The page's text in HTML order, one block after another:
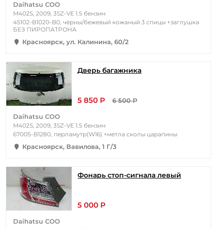
Daihatsu COO
M402S, 2009, 3SZ-VE 1.5 бензин
45102-B1020-B0, чёрны/бежевый кожаный 3 спицы +заглушка
БЕЗ ПИРОПАТРОНА
Красноярск, ул. Калинина, 60/2
Дверь багажника
5 850 Р 6 500 Р
Daihatsu COO
M402S, 2009, 3SZ-VE 1.5 бензин
67005-B1280, перламутр(W16) +метла сколы царапины
Красноярск, Вавилова, 1 Г/3
Фонарь стоп-сигнала левый
5 000 Р
Daihatsu COO